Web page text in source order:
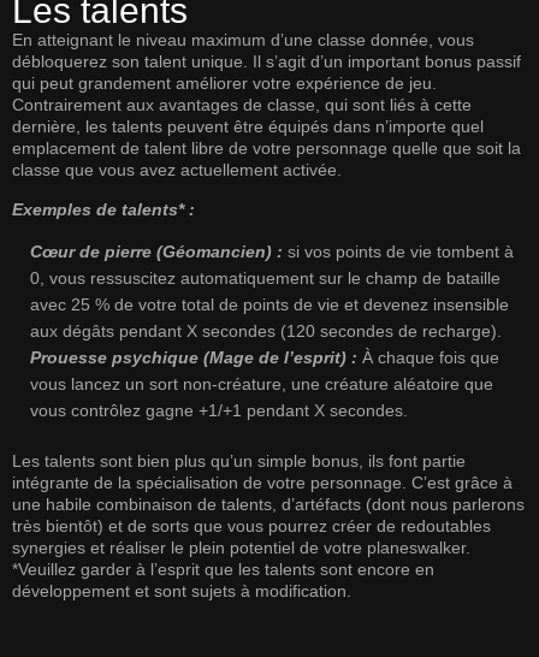
Les talents
En atteignant le niveau maximum d’une classe donnée, vous
débloquerez son talent unique. Il s’agit d’un important bonus passif
qui peut grandement améliorer votre expérience de jeu.
Contrairement aux avantages de classe, qui sont liés à cette
dernière, les talents peuvent être équipés dans n’importe quel
emplacement de talent libre de votre personnage quelle que soit la
classe que vous avez actuellement activée.
Exemples de talents* :
Cœur de pierre (Géomancien) : si vos points de vie tombent à
0, vous ressuscitez automatiquement sur le champ de bataille
avec 25 % de votre total de points de vie et devenez insensible
aux dégâts pendant X secondes (120 secondes de recharge).
Prouesse psychique (Mage de l’esprit) : À chaque fois que
vous lancez un sort non-créature, une créature aléatoire que
vous contrôlez gagne +1/+1 pendant X secondes.
Les talents sont bien plus qu’un simple bonus, ils font partie
intégrante de la spécialisation de votre personnage. C’est grâce à
une habile combinaison de talents, d’artéfacts (dont nous parlerons
très bientôt) et de sorts que vous pourrez créer de redoutables
synergies et réaliser le plein potentiel de votre planeswalker.
*Veuillez garder à l’esprit que les talents sont encore en
développement et sont sujets à modification.